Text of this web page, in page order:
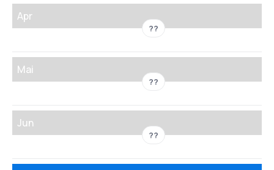
Apr
??
Mai
??
Jun
??